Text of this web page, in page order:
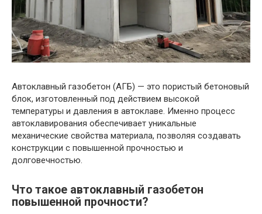
Автоклавный газобетон (АГБ) — это пористый бетоновый
блок, изготовленный под действием высокой
температуры и давления в автоклаве. Именно процесс
автоклавирования обеспечивает уникальные
механические свойства материала, позволяя создавать
конструкции с повышенной прочностью и
долговечностью.
Что такое автоклавный газобетон
повышенной прочности?